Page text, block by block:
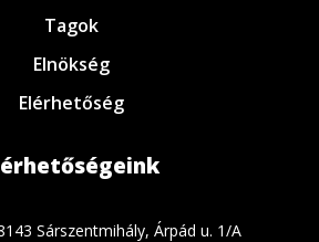
Tagok
Elnökség
Elérhetőség
Sárszentmihály, Árpád u. 1/A